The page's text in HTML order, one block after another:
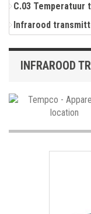
C.03 Temperatuur
Infrarood
INFRAROOD